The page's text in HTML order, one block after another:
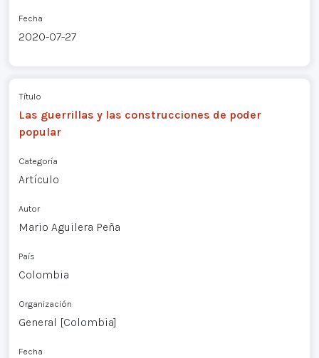
Fecha
2020-07-27
Título
Las guerrillas y las construcciones de poder
popular
Categoría
Artículo
Autor
Mario Aguilera Peña
País
Colombia
Organización
General [Colombia]
Fecha